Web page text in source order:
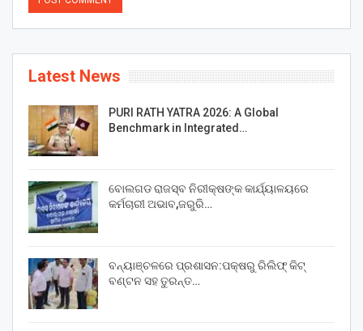
Latest News
PURI RATH YATRA 2026: A Global
Benchmark in Integrated…
ବୋଲଗଡ ରାଜସ୍ବ ନିରୀକ୍ଷଙ୍କ କାର୍ଯ୍ୟାଳୟରେ
କର୍ମଚାରୀ ଅଭାବ,ଜରୁରି…
ବନ୍ୟାଞ୍ଚଳରେ ପ୍ରଶାସନ:ପକ୍ଷରୁ ରିଲିଫ୍ କିଟ୍
ବଣ୍ଟନ ସହ ତୁରନ୍ତ…